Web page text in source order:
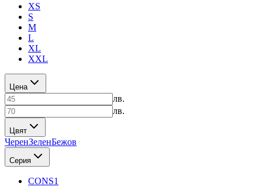
XS
S
M
L
XL
XXL
Цена
лв.
лв.
Цвят
ЧеренЗеленБежов
Серия
CONS1